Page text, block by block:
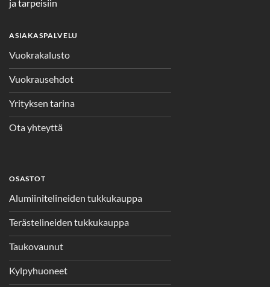
ja tarpeisiin
ASIAKASPALVELU
Vuokrakalusto
Vuokrausehdot
Yrityksen tarina
Ota yhteyttä
OSASTOT
Alumiinitelineiden tukkukauppa
Terästelineiden tukkukauppa
Taukovaunut
Kylpyhuoneet